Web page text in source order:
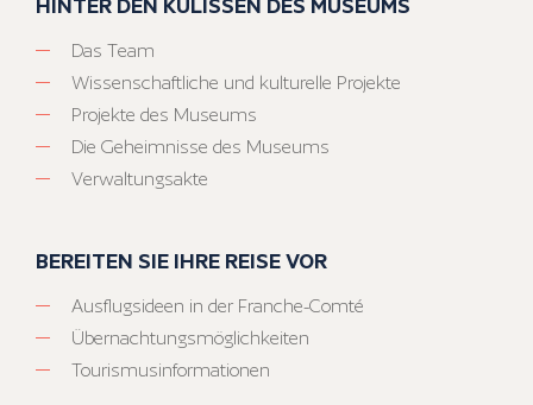
Das Team
Wissenschaftliche und kulturelle Projekte
Projekte des Museums
Die Geheimnisse des Museums
Verwaltungsakte
BEREITEN SIE IHRE REISE VOR
Ausflugsideen in der Franche-Comté
Übernachtungsmöglichkeiten
Tourismusinformationen